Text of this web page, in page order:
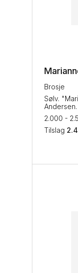
Brosje
Sølv.
2.000 -
Tilslag